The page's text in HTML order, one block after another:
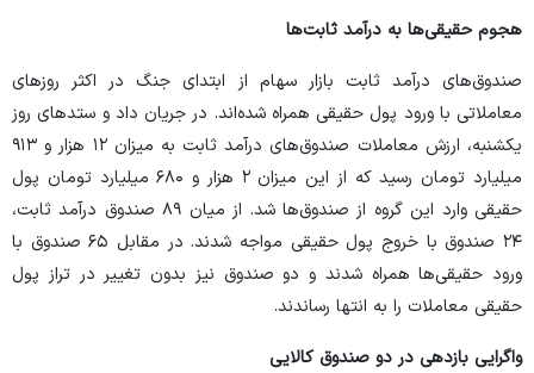
هجوم حقیقی‌ها به درآمد ثابت‌ها
صندوق‌های درآمد ثابت بازار سهام از ابتدای جنگ در اکثر روز‌های
معاملاتی با ورود پول حقیقی همراه شده‌اند. در جریان داد و ستد‌های روز
یکشنبه، ارزش معاملات صندوق‌های درآمد ثابت به میزان ۱۲ هزار و ۹۱۳
میلیارد تومان رسید که از این میزان ۲ هزار و ۶۸۰ میلیارد تومان پول
حقیقی وارد این گروه از صندوق‌ها شد. از میان ۸۹ صندوق درآمد ثابت،
۲۴ صندوق با خروج پول حقیقی مواجه شدند. در مقابل ۶۵ صندوق با
ورود حقیقی‌ها همراه شدند و دو صندوق نیز بدون تغییر در تراز پول
حقیقی معاملات را به انتها رساندند.
واگرایی بازدهی در دو صندوق کالایی